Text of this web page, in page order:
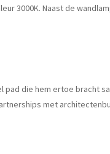
3000K. Naast de
pad die hem ertoe bracht
met